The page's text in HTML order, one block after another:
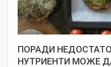
ПОРАДИ
НУТРИЕНТИ МОЖЕ